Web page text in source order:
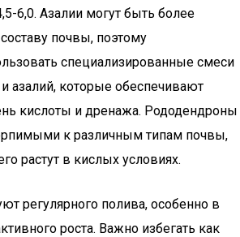
6,0. Азалии могут быть более
почвы, поэтому
специализированные смеси
азалий, которые обеспечивают
кислоты и дренажа. Рододендроны
к различным типам почвы,
растут в кислых условиях.
регулярного полива, особенно в
роста. Важно избегать как